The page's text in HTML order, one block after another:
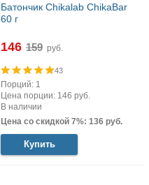
Батончик Chikalab ChikaBar
60 г
146 руб.
43
Порций: 1
Цена порции: 146 руб.
В наличии
Цена со скидкой 7%: 136 руб.
Купить